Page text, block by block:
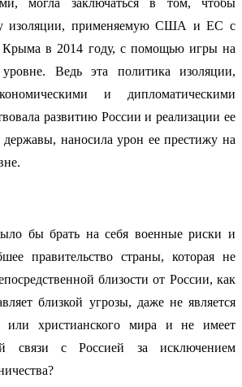
могла заключаться в том, чтобы
изоляции, применяемую США и ЕС с
Крыма в 2014 году, с помощью игры на
Ведь эта политика изоляции,
и дипломатическими
развитию России и реализации ее
державы, наносила урон ее престижу на
бы брать на себя военные риски и
правительство страны, которая не
близости от России, как
близкой угрозы, даже не является
или христианского мира и не имеет
связи с Россией за исключением